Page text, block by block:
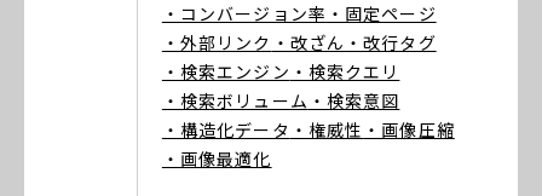
・コンバージョン率 ・固定ページ
・外部リンク ・改ざん ・改行タグ
・検索エンジン ・検索クエリ
・検索ボリューム ・検索意図
・構造化データ ・権威性 ・画像圧縮
・画像最適化